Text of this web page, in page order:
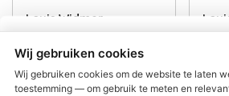
Louis Widmer
Dagcreme
€ 29,59 € 26,63
Wij gebruiken cookies
Wij gebruiken cookies om de website te laten
toestemming — om gebruik te meten en